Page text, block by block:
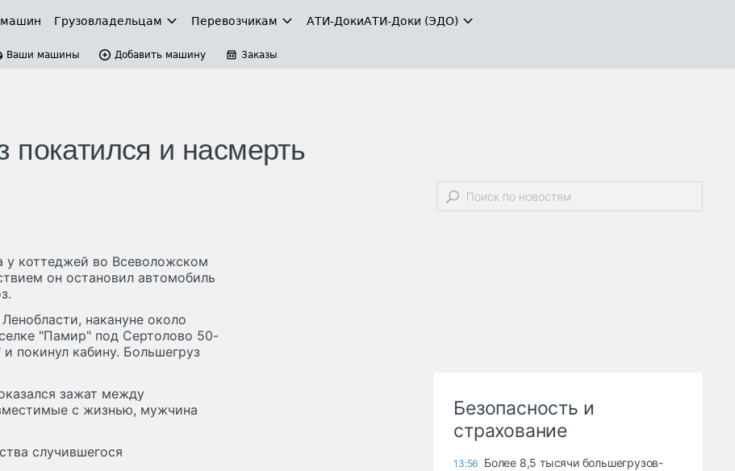
Грузовладельцам Перевозчикам АТИ-ДокиАТИ-Доки (ЭДО)
Ваши машины Добавить машину Заказы
покатился и насмерть
у коттеджей во Всеволожском
он остановил автомобиль
накануне около
"Памир" под Сертолово 50-
покинул кабину. Большегруз
зажат между
с жизнью, мужчина
случившегося
Безопасность и
страхование
13:56 Более 8,5 тысячи большегрузов-